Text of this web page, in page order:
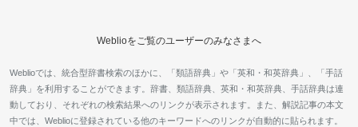
Weblioをご覧のユーザーのみなさまへ
Weblioでは、統合型辞書検索のほかに、「類語辞典」や「英和・和英辞典」、「手話
辞典」を利用することができます。辞書、類語辞典、英和・和英辞典、手話辞典は連
動しており、それぞれの検索結果へのリンクが表示されます。また、解説記事の本文
中では、Weblioに登録されている他のキーワードへのリンクが自動的に貼られます。